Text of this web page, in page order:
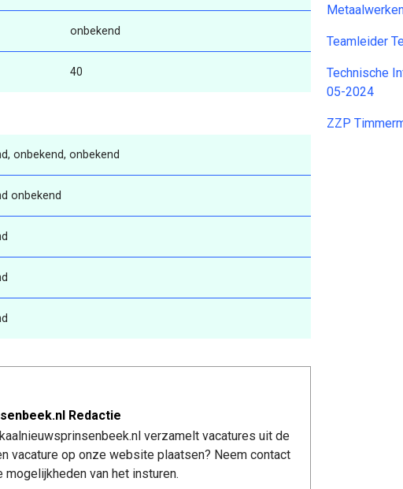
onbekend
40
onbekend, onbekend
onbekend
Redactie
verzamelt vacatures uit de
vacature op onze website plaatsen? Neem contact
van het insturen.
Teamleider
Technische
05-2024
ZZP